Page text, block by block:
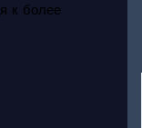
к более